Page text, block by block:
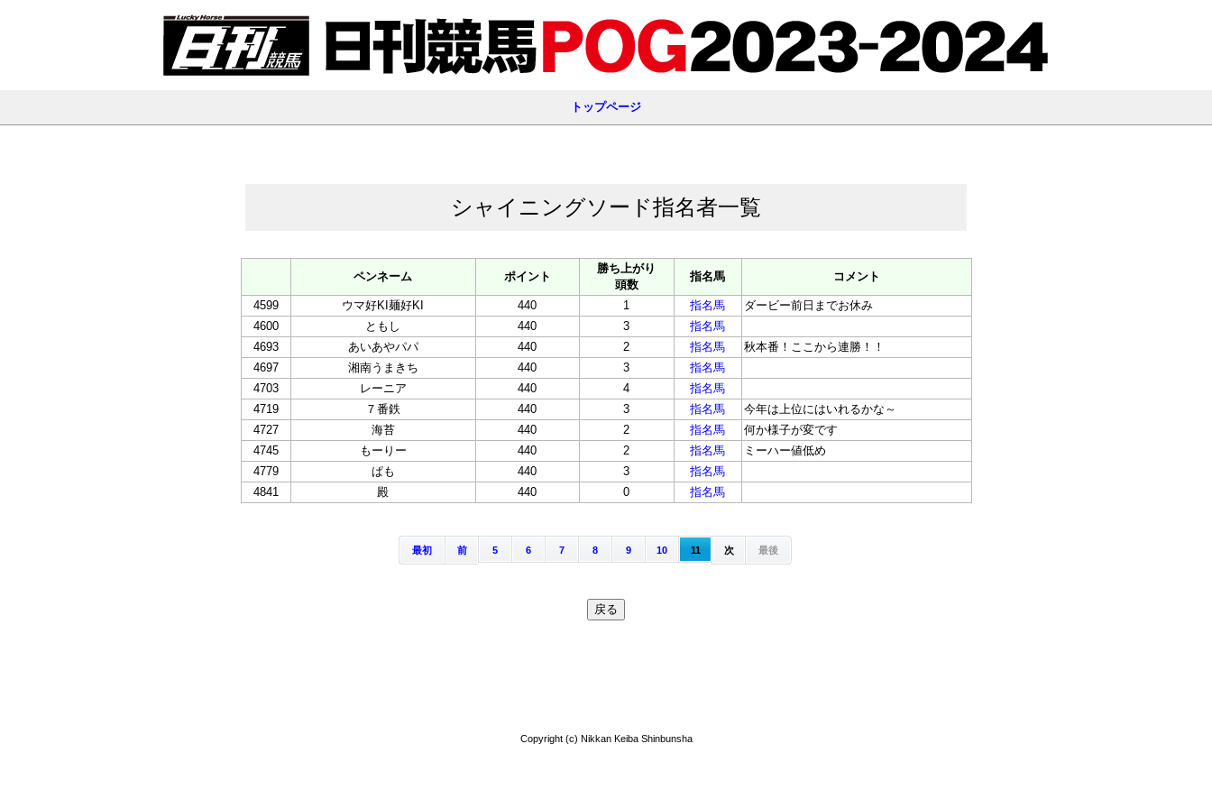
トップページ
シャイニングソード指名者一覧
ペンネーム ポイント
勝ち上がり
頭数
指名馬 コメント
4599 ウマ好KI麺好KI 440 1 指名馬
ダービー前日までお休み
4600
ともし 440 3
指名馬
4693
あいあやパパ 440 2 指名馬
秋本番！ここから連勝！！
4697
湘南うまきち 440 3
指名馬
4703
レーニア 440 4
指名馬
4719
７番鉄 440 3 指名馬
今年は上位にはいれるかな～
4727
海苔 440 2 指名馬
何か様子が変です
4745
もーりー 440 2 指名馬
ミーハー値低め
4779
ぱも 440 3
指名馬
4841
殿 440 0 指名馬
最初 前 5 6 7 8 9 10 11 次 最後
Copyright (c) Nikkan Keiba Shinbunsha